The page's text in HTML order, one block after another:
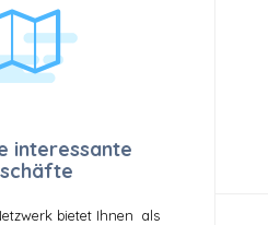
interessante
bietet Ihnen als